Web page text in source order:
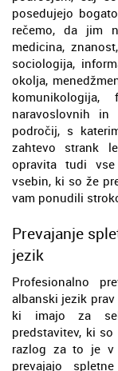
posedujejo
rečemo, da jim
medicina,
sociologija,
okolja,
naravoslovnih
področij, s
zahtevo strank
opravita tudi vse
vsebin, ki so že
vam ponudili
Prevajanje
jezik
Profesionalno
albanski jezik
ki imajo za
predstavitev, ki
razlog za to je v
prevajajo